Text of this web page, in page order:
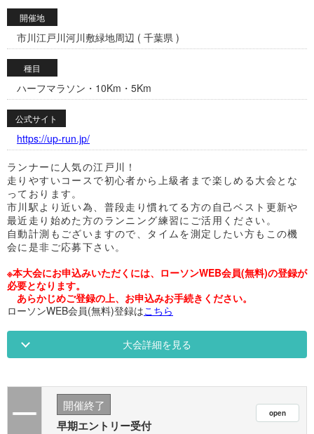
開催地
市川江戸川河川敷緑地周辺 ( 千葉県 )
種目
ハーフマラソン・10Km・5Km
公式サイト
https://up-run.jp/
ランナーに人気の江戸川！
走りやすいコースで初心者から上級者まで楽しめる大会とな
っております。
市川駅より近い為、普段走り慣れてる方の自己ベスト更新や
最近走り始めた方のランニング練習にご活用ください。
自動計測もございますので、タイムを測定したい方もこの機
会に是非ご応募下さい。
※本大会にお申込みいただくには、ローソンWEB会員(無料)の登録が
必要となります。
あらかじめご登録の上、お申込みお手続きください。
ローソンWEB会員(無料)登録はこちら
大会詳細を見る
開催終了
早期エントリー受付